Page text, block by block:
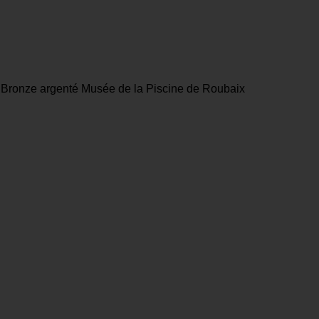
argenté Musée de la Piscine de Roubaix